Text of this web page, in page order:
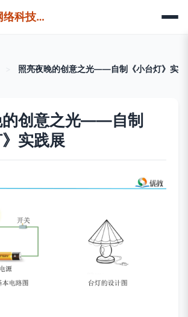
海口市徭成天网络科技有限公司
照亮夜晚的创意之光——自制《小台灯》实
的创意之光——自制
》实践展